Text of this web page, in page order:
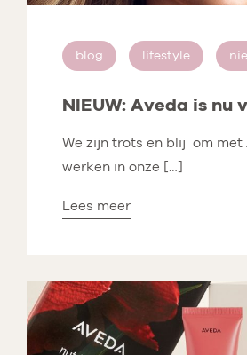
blog lifestyle
NIEUW: Aveda is nu
We zijn trots en blij om met
werken in onze […]
Lees meer